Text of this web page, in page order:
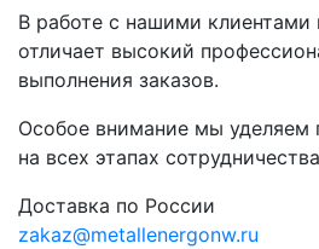
В работе с нашими
отличает высокий
выполнения заказов.
Особое внимание мы уделяем
на всех этапах
Доставка по России
zakaz@metallenergonw.ru